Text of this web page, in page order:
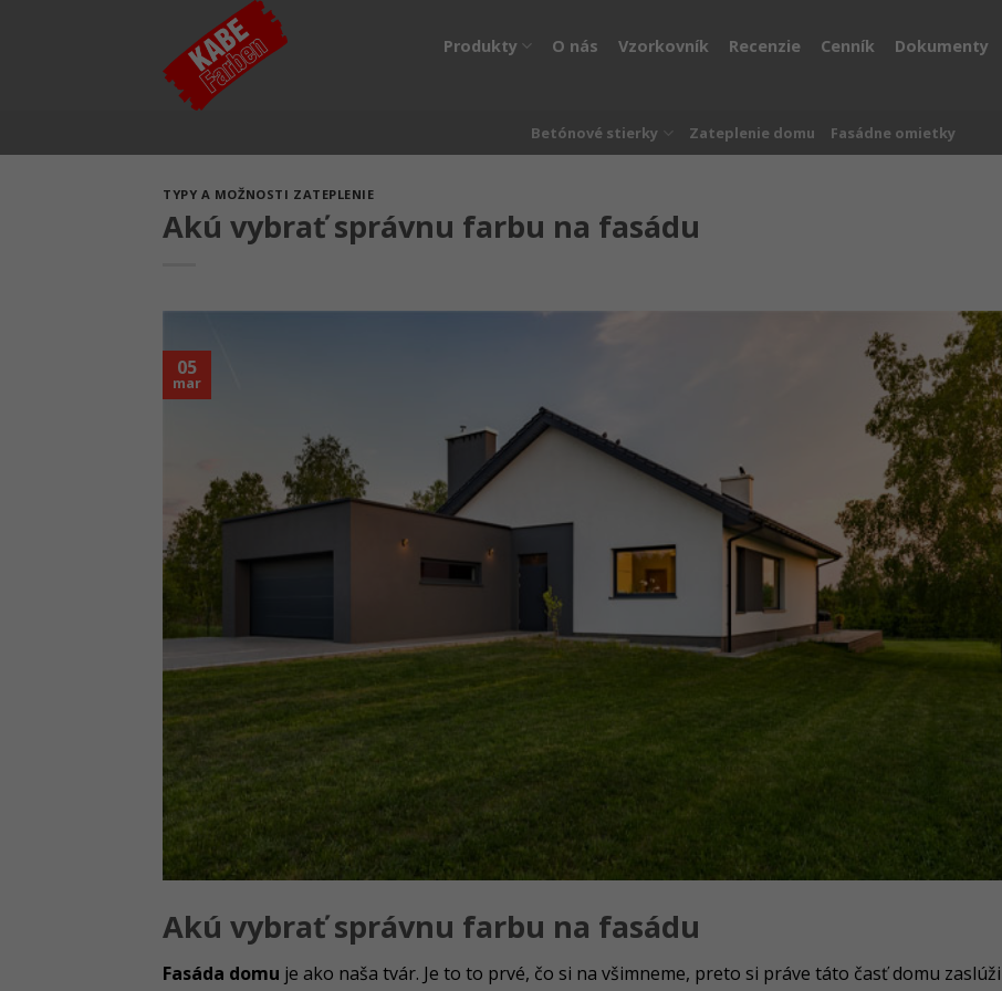
Produkty O nás Vzorkovník Recenzie Cenník Dokumenty
Betónové stierky Zateplenie domu Fasádne omietky
TYPY A MOŽNOSTI ZATEPLENIE
Akú vybrať správnu farbu na fasádu
05
mar
Akú vybrať správnu farbu na fasádu
Fasáda domu je ako naša tvár. Je to to prvé, čo si na všimneme, preto si práve táto časť domu zaslúži